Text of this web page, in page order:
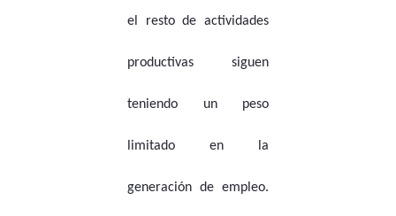
el resto de actividades
productivas siguen
teniendo un peso
limitado en la
generación de empleo.